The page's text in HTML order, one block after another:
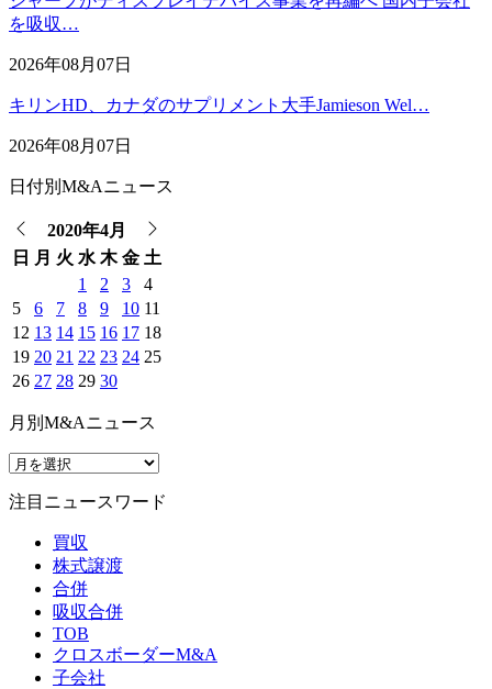
を吸収…
2026年08月07日
キリンHD、カナダのサプリメント大手Jamieson Wel…
2026年08月07日
日付別M&Aニュース
2020年4月
日
月 火 水 木 金 土
1
2 3
4
5
6 7 8 9 10 11
12 13 14 15 16 17 18
19 20 21 22 23 24 25
26 27 28 29 30
月別M&Aニュース
注目ニュースワード
買収
株式譲渡
合併
吸収合併
TOB
クロスボーダーM&A
子会社